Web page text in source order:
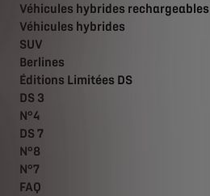
Véhicules hybrides rechargeables
Véhicules hybrides
SUV
Berlines
Éditions Limitées DS
DS 3
N°4
DS 7
N°8
N°7
FAQ